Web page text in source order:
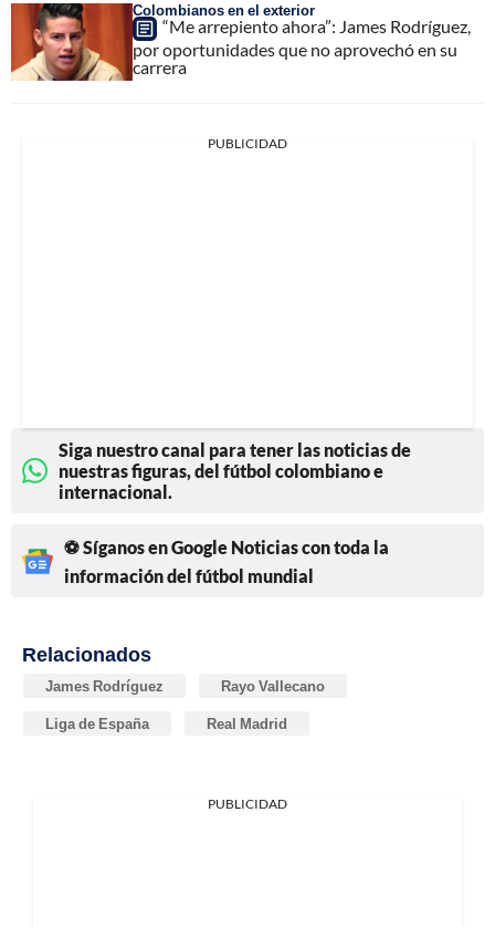
Colombianos en el exterior
“Me arrepiento ahora”: James Rodríguez,
por oportunidades que no aprovechó en su
carrera
PUBLICIDAD
Siga nuestro canal para tener las noticias de
nuestras figuras, del fútbol colombiano e
internacional.
⚽ Síganos en Google Noticias con toda la
información del fútbol mundial
Relacionados
James Rodríguez Rayo Vallecano
Liga de España Real Madrid
PUBLICIDAD